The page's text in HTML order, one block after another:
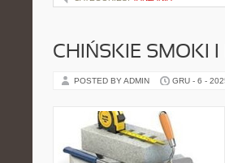
CHIŃSKIE SMOKI
POSTED BY ADMIN GRU - 6 -